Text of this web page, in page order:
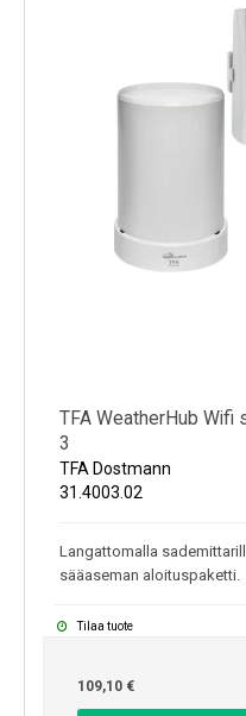
TFA WeatherHub Wifi
3
TFA Dostmann
31.4003.02
Langattomalla
sääaseman aloituspaketti.
Tilaa tuote
109,10 €